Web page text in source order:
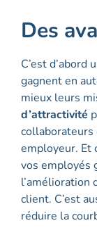
Des
C’est d’abord
gagnent en
mieux leurs
d’attractivité
collaborateurs
employeur. Et
vos employés
l’amélioration
client. C’est
réduire la